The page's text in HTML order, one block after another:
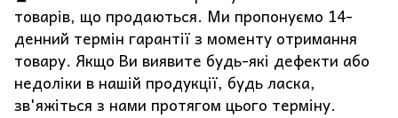
товарів, що продаються. Ми пропонуємо 14-
денний термін гарантії з моменту отримання
товару. Якщо Ви виявите будь-які дефекти або
недоліки в нашій продукції, будь ласка,
зв'яжіться з нами протягом цього терміну.